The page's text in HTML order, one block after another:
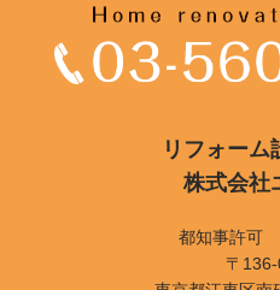
リフォーム
株式会社
都知事許可
〒